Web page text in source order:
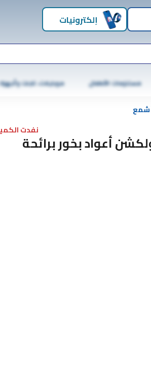
إلكترونيات
مستلزمات الأطفال موبايلات، تابلت
شمع
نفدت
أعواد بخور برائحة